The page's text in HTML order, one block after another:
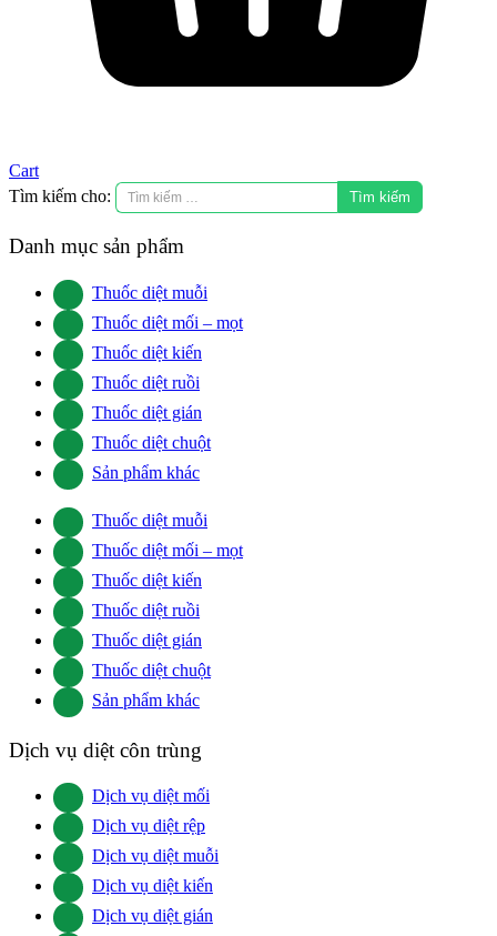
Cart
Tìm kiếm cho:
Danh mục sản phẩm
Thuốc diệt muỗi
Thuốc diệt mối – mọt
Thuốc diệt kiến
Thuốc diệt ruồi
Thuốc diệt gián
Thuốc diệt chuột
Sản phẩm khác
Thuốc diệt muỗi
Thuốc diệt mối – mọt
Thuốc diệt kiến
Thuốc diệt ruồi
Thuốc diệt gián
Thuốc diệt chuột
Sản phẩm khác
Dịch vụ diệt côn trùng
Dịch vụ diệt mối
Dịch vụ diệt rệp
Dịch vụ diệt muỗi
Dịch vụ diệt kiến
Dịch vụ diệt gián